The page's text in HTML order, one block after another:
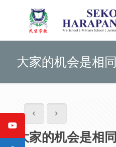
大家的机会是相
大家的机会是相